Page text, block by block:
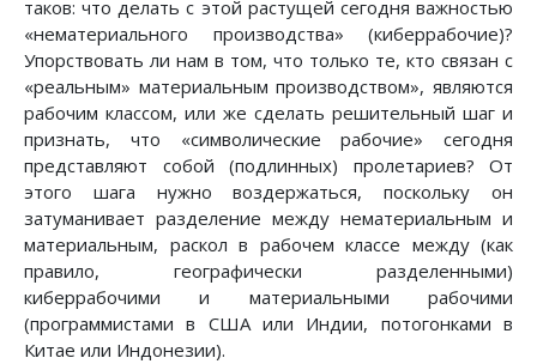
таков: что делать с этой растущей сегодня важностью
«нематериального производства» (киберрабочие)?
Упорствовать ли нам в том, что только те, кто связан с
«реальным» материальным производством», являются
рабочим классом, или же сделать решительный шаг и
признать, что «символические рабочие» сегодня
представляют собой (подлинных) пролетариев? От
этого шага нужно воздержаться, поскольку он
затуманивает разделение между нематериальным и
материальным, раскол в рабочем классе между (как
правило, географически разделенными)
киберрабочими и материальными рабочими
(программистами в США или Индии, потогонками в
Китае или Индонезии).